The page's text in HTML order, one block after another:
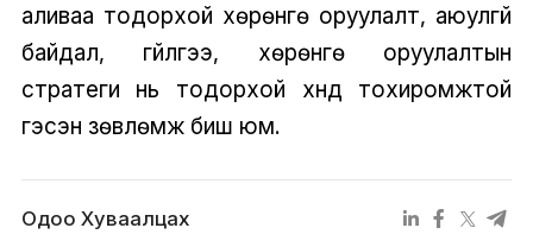
аливаа тодорхой хөрөнгө оруулалт, аюулгүй
байдал, гүйлгээ, хөрөнгө оруулалтын
стратеги нь тодорхой хүнд тохиромжтой
гэсэн зөвлөмж биш юм.
Одоо Хуваалцах